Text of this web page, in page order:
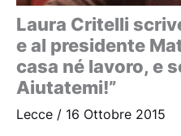
Laura Critelli
e al presidente
casa né lavoro, e
Aiutatemi!”
Lecce / 16 Ottobre 2015